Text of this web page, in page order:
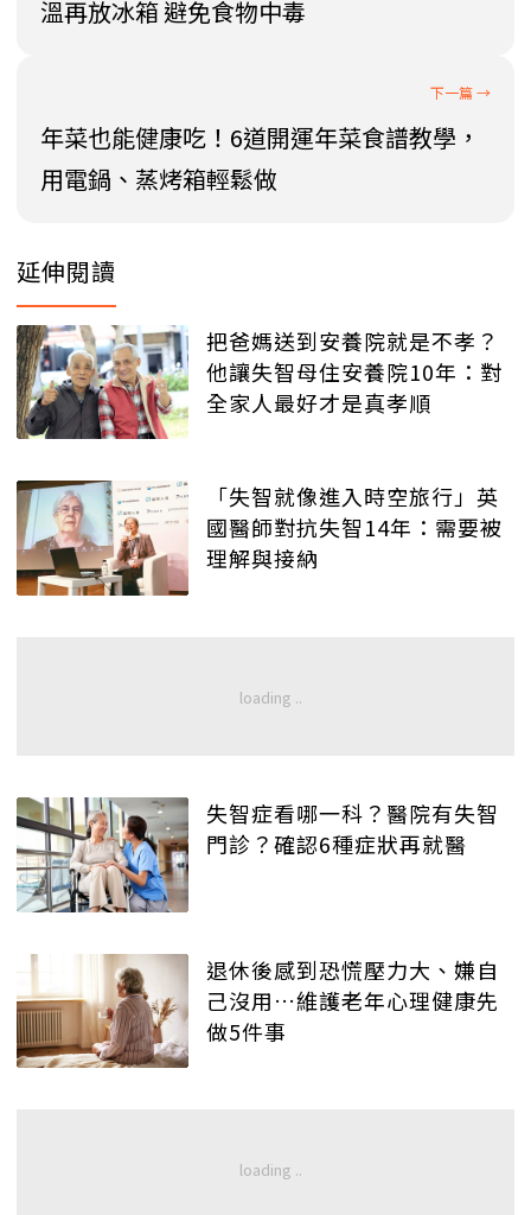
溫再放冰箱 避免食物中毒
年菜也能健康吃！6道開運年菜食譜教學，
用電鍋、蒸烤箱輕鬆做
延伸閱讀
把爸媽送到安養院就是不孝？
他讓失智母住安養院10年：對
全家人最好才是真孝順
「失智就像進入時空旅行」英
國醫師對抗失智14年：需要被
理解與接納
失智症看哪一科？醫院有失智
門診？確認6種症狀再就醫
退休後感到恐慌壓力大、嫌自
己沒用…維護老年心理健康先
做5件事